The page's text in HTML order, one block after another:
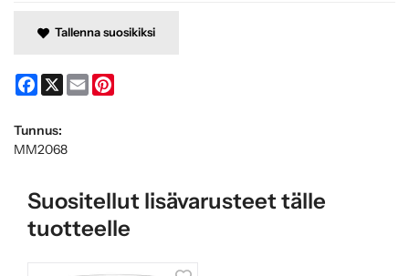
Tallenna suosikiksi
Facebook
X Email
Tunnus:
MM2068
Suositellut lisävarusteet tälle
tuotteelle